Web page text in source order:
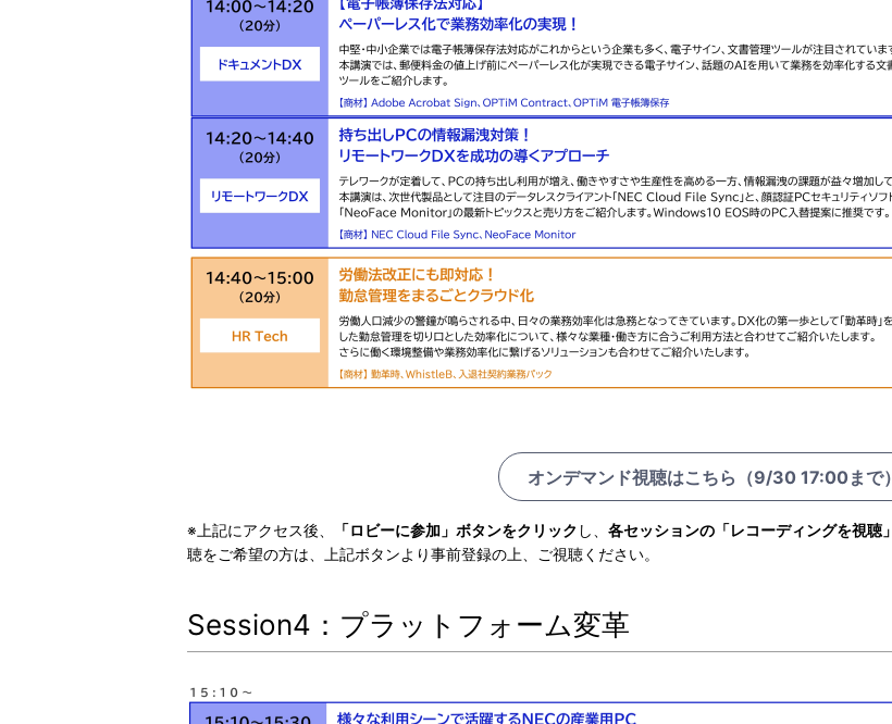
オンデマンド視聴はこちら（9/30 17:00まで）
※上記にアクセス後、 「ロビーに参加」ボタンをクリック し、 各セッションの「レコーディングを視聴」
聴をご希望の方は、上記ボタンより事前登録の上、ご視聴ください。
Session4：プラットフォーム変革